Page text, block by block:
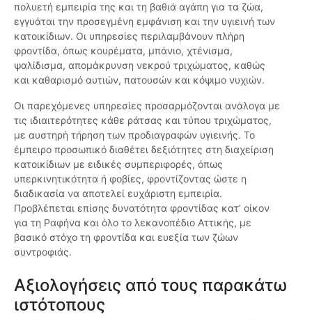
πολυετή εμπειρία της και τη βαθιά αγάπη για τα ζώα,
εγγυάται την προσεγμένη εμφάνιση και την υγιεινή των
κατοικίδιων. Οι υπηρεσίες περιλαμβάνουν πλήρη
φροντίδα, όπως κουρέματα, μπάνιο, χτένισμα,
ψαλίδισμα, απομάκρυνση νεκρού τριχώματος, καθώς
και καθαρισμό αυτιών, πατουσών και κόψιμο νυχιών.
Οι παρεχόμενες υπηρεσίες προσαρμόζονται ανάλογα με
τις ιδιαιτερότητες κάθε ράτσας και τύπου τριχώματος,
με αυστηρή τήρηση των προδιαγραφών υγιεινής. Το
έμπειρο προσωπικό διαθέτει δεξιότητες στη διαχείριση
κατοικίδιων με ειδικές συμπεριφορές, όπως
υπερκινητικότητα ή φοβίες, φροντίζοντας ώστε η
διαδικασία να αποτελεί ευχάριστη εμπειρία.
Προβλέπεται επίσης δυνατότητα φροντίδας κατ’ οίκον
για τη Ραφήνα και όλο το λεκανοπέδιο Αττικής, με
βασικό στόχο τη φροντίδα και ευεξία των ζώων
συντροφιάς.
Αξιολογήσεις από τους παρακάτω
ιστότοπους